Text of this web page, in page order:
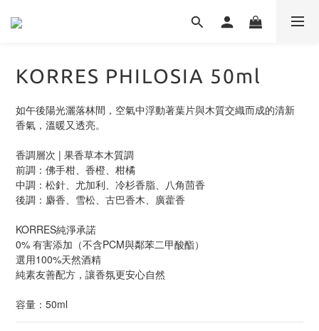
KORRES PHILOSIA 50ml
如午後陽光灑落林間，空氣中浮動著葉片與木質交織而成的清新
香氣，溫暖又透亮。
香調層次 | 果香草本木質調
前調：佛手柑、香橙、柑橘
中調：松針、尤加利、冷杉香脂、八角茴香
後調：麝香、雪松、古巴香木、廣藿香
KORRES純淨承諾
0% 有害添加（不含PCM與鄰苯二甲酸酯）
選用100%天然酒精
純素友善配方，讓香氛更安心自然
容量：50ml